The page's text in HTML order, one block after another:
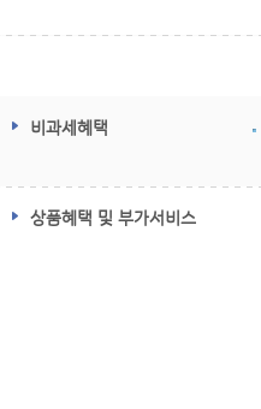
비과세혜택
상품혜택 및 부가서비스